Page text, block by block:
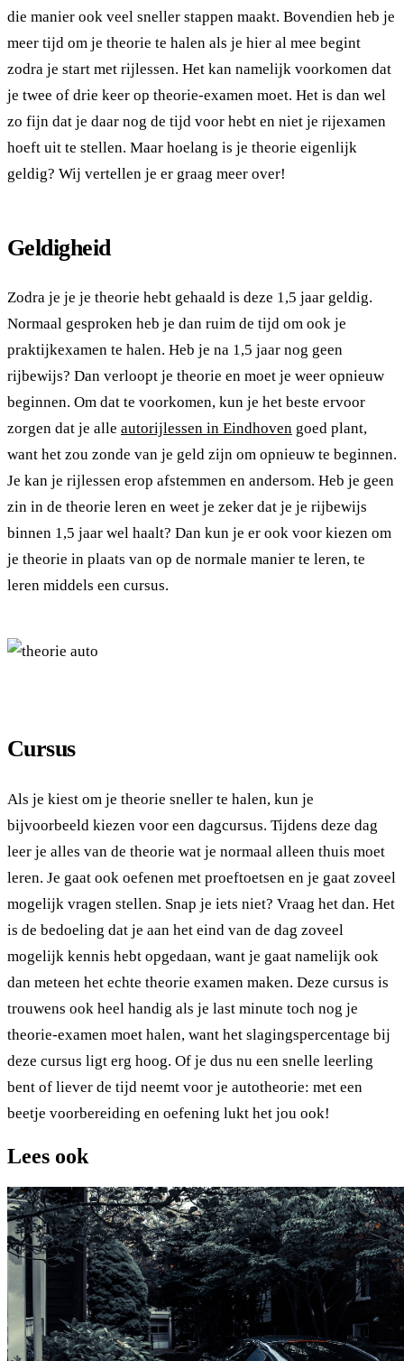
die manier ook veel sneller stappen maakt. Bovendien heb je
meer tijd om je theorie te halen als je hier al mee begint
zodra je start met rijlessen. Het kan namelijk voorkomen dat
je twee of drie keer op theorie-examen moet. Het is dan wel
zo fijn dat je daar nog de tijd voor hebt en niet je rijexamen
hoeft uit te stellen. Maar hoelang is je theorie eigenlijk
geldig? Wij vertellen je er graag meer over!
Geldigheid
Zodra je je je theorie hebt gehaald is deze 1,5 jaar geldig.
Normaal gesproken heb je dan ruim de tijd om ook je
praktijkexamen te halen. Heb je na 1,5 jaar nog geen
rijbewijs? Dan verloopt je theorie en moet je weer opnieuw
beginnen. Om dat te voorkomen, kun je het beste ervoor
zorgen dat je alle autorijlessen in Eindhoven goed plant,
want het zou zonde van je geld zijn om opnieuw te beginnen.
Je kan je rijlessen erop afstemmen en andersom. Heb je geen
zin in de theorie leren en weet je zeker dat je je rijbewijs
binnen 1,5 jaar wel haalt? Dan kun je er ook voor kiezen om
je theorie in plaats van op de normale manier te leren, te
leren middels een cursus.
Cursus
Als je kiest om je theorie sneller te halen, kun je
bijvoorbeeld kiezen voor een dagcursus. Tijdens deze dag
leer je alles van de theorie wat je normaal alleen thuis moet
leren. Je gaat ook oefenen met proeftoetsen en je gaat zoveel
mogelijk vragen stellen. Snap je iets niet? Vraag het dan. Het
is de bedoeling dat je aan het eind van de dag zoveel
mogelijk kennis hebt opgedaan, want je gaat namelijk ook
dan meteen het echte theorie examen maken. Deze cursus is
trouwens ook heel handig als je last minute toch nog je
theorie-examen moet halen, want het slagingspercentage bij
deze cursus ligt erg hoog. Of je dus nu een snelle leerling
bent of liever de tijd neemt voor je autotheorie: met een
beetje voorbereiding en oefening lukt het jou ook!
Lees ook